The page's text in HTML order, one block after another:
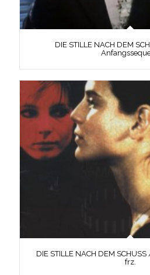
DIE STILLE NACH DEM
DIE STILLE NACH DEM
frz.